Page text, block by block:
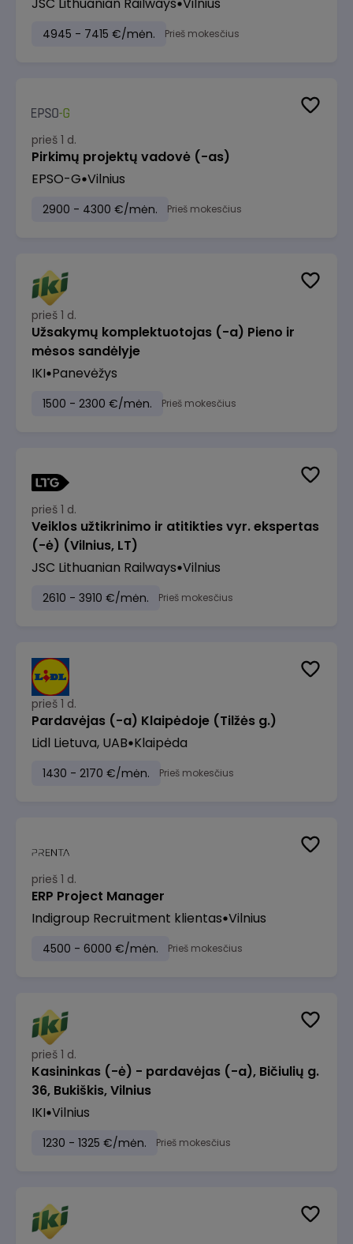
4945 - 7415 €/mėn. Prieš mokesčius
prieš 1 d.
Pirkimų projektų vadovė (-as)
EPSO-G Vilnius
2900 - 4300 €/mėn. Prieš mokesčius
prieš 1 d.
Užsakymų komplektuotojas (-a) Pieno ir
mėsos sandėlyje
IKI Panevėžys
1500 - 2300 €/mėn. Prieš mokesčius
prieš 1 d.
Veiklos užtikrinimo ir atitikties vyr. ekspertas
(-ė) (Vilnius, LT)
JSC Lithuanian Railways Vilnius
2610 - 3910 €/mėn. Prieš mokesčius
prieš 1 d.
Pardavėjas (-a) Klaipėdoje (Tilžės g.)
Lidl Lietuva, UAB Klaipėda
1430 - 2170 €/mėn. Prieš mokesčius
prieš 1 d.
ERP Project Manager
Indigroup Recruitment klientas Vilnius
4500 - 6000 €/mėn. Prieš mokesčius
prieš 1 d.
Kasininkas (-ė) - pardavėjas (-a), Bičiulių g.
36, Bukiškis, Vilnius
IKI Vilnius
1230 - 1325 €/mėn. Prieš mokesčius